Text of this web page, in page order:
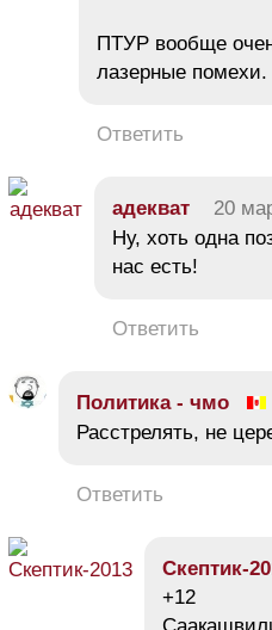
ПТУР вообще
лазерные помехи.
Ответить
адекват 20
Ну, хоть одна
нас есть!
Ответить
Политика - чмо
Расстрелять, не
Ответить
Скептик-
+12